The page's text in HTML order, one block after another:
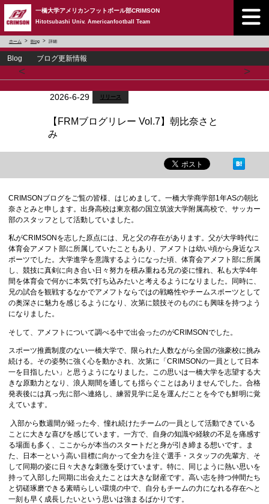
一橋大学アメリカンフットボール部CRIMSON
Hitotsubashi Univ. Americanfootball Team
ホーム Blog 詳細
Blog ブログ更新情報
< >
2026-6-29 リリース
【FRMブログリレー Vol.7】朝比奈さと
み
CRIMSONブログをご覧の皆様、はじめまして。一橋大学商学部1年ASの朝比
奈さとみと申します。出身高校は東京都の国立筑波大学附属高校で、サッカー
部のスタッフとして活動していました。
私がCRIMSONを志した原点には、兄と父の存在があります。父が大学時代に
体育会アメフト部に所属していたこともあり、アメフトは幼い頃から身近なス
ポーツでした。大学進学を意識するようになった頃、体育会アメフト部に所属
し、競技に真剣に向き合い日々努力を積み重ねる兄の姿に憧れ、私も大学4年
間を体育会で何かに本気で打ち込みたいと考えるようになりました。同時に、
兄の試合を観戦するなかでアメフトならではの戦略性やチームスポーツとして
の奥深さに魅力を感じるようになり、次第に競技そのものにも興味を持つよう
になりました。
そして、アメフトについて調べる中で出会ったのがCRIMSONでした。
スポーツ推薦制度のない一橋大学で、限られた人数ながら全国の強豪校に挑み
続ける。その姿勢に強く心を動かされ、次第に「CRIMSONの一員として日本
一を目指したい」と思うようになりました。この思いは一橋大学を志望する大
きな原動力となり、浪人期間を通しても揺らぐことはありませんでした。合格
発表後には真っ先に部へ連絡し、練習見学に足を運んだことを今でも鮮明に覚
えています。
入部から数週間が経った今、憧れ続けたチームの一員として活動できている
ことに大きな喜びを感じています。一方で、自身の知識や経験の不足を痛感す
る場面も多く、ここからが本当のスタートだと身が引き締まる想いです。ま
た、日本一という高い目標に向かって全力を注ぐ選手・スタッフの先輩方、そ
して同期の姿に日々大きな刺激を受けています。特に、同じように熱い思いを
持って入部した同期に出会えたことは大きな財産です。高い志を持つ仲間たち
と切磋琢磨できる素晴らしい環境の中で、自分もチームの力になれる存在へと
一刻も早く成長したいという思いは強まるばかりです。